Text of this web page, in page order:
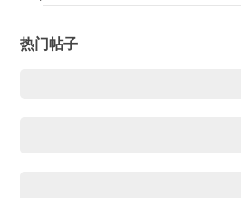
热门帖子